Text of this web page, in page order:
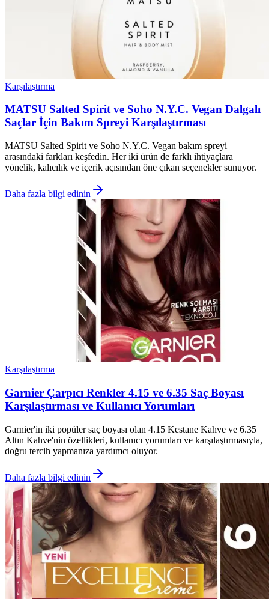
Karşılaştırma
MATSU Salted Spirit ve Soho N.Y.C. Vegan Dalgalı
Saçlar İçin Bakım Spreyi Karşılaştırması
MATSU Salted Spirit ve Soho N.Y.C. Vegan bakım spreyi
arasındaki farkları keşfedin. Her iki ürün de farklı ihtiyaçlara
yönelik, kalıcılık ve içerik açısından öne çıkan seçenekler sunuyor.
Daha fazla bilgi edinin
Karşılaştırma
Garnier Çarpıcı Renkler 4.15 ve 6.35 Saç Boyası
Karşılaştırması ve Kullanıcı Yorumları
Garnier'in iki popüler saç boyası olan 4.15 Kestane Kahve ve 6.35
Altın Kahve'nin özellikleri, kullanıcı yorumları ve karşılaştırmasıyla,
doğru tercih yapmanıza yardımcı oluyor.
Daha fazla bilgi edinin